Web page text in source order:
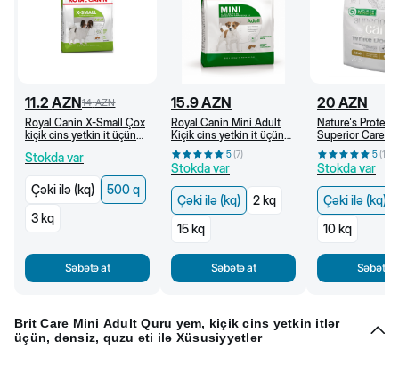
11.2 AZN14 AZN
Royal Canin X-Small Çox
kiçik cins yetkin it üçün
Stokda var
Çəki ilə (kq)
500 q
3 kq
Səbətə at
15.9AZN
Royal Canin Mini Adult
Kiçik cins yetkin it üçün
quru yem, 10 aydan (kq)
5(7)
Stokda var
Çəki ilə (kq)
2 kq
15 kq
Səbətə at
20 AZN
Nature's
Superior Care
kiçik cins ağ
dənsiz, quzu əti
5(10
Stokda var
Çəki ilə (kq)
10 kq
Səbətə
Brit Care Mini Adult Quru yem, kiçik cins yetkin itlər
üçün, dənsiz, quzu əti ilə Xüsusiyyətlər